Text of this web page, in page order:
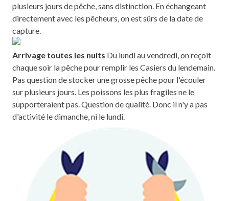
plusieurs jours de pêche, sans distinction. En échangeant
directement avec les pêcheurs, on est sûrs de la date de
capture.
Arrivage toutes les nuits Du lundi au vendredi, on reçoit
chaque soir la pêche pour remplir les Casiers du lendemain.
Pas question de stocker une grosse pêche pour l'écouler
sur plusieurs jours. Les poissons les plus fragiles ne le
supporteraient pas. Question de qualité. Donc il n'y a pas
d'activité le dimanche, ni le lundi.